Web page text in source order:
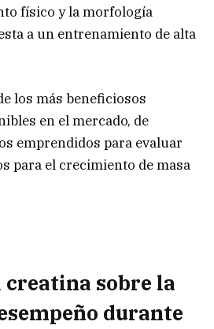
físico y la morfología
a un entrenamiento de alta
los más beneficiosos
en el mercado, de
emprendidos para evaluar
para el crecimiento de masa
creatina sobre la
durante